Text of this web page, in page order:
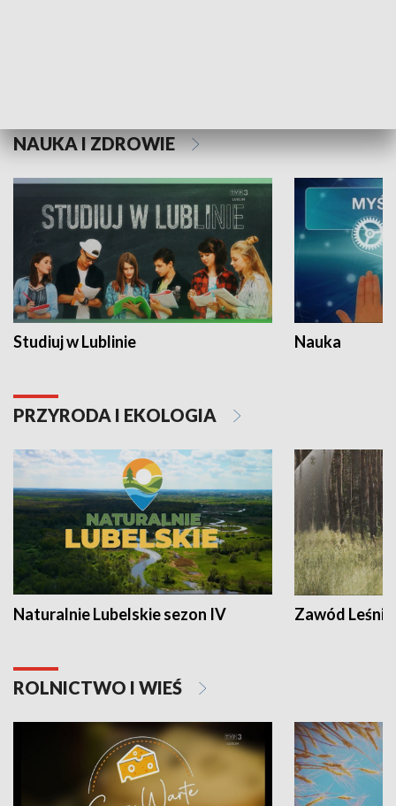
NAUKA I ZDROWIE
Studiuj w Lublinie Nauka
PRZYRODA I EKOLOGIA
Naturalnie Lubelskie sezon IV Zawód Leśnik
ROLNICTWO I WIEŚ